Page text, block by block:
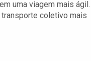
uma viagem mais ágil.
transporte coletivo mais